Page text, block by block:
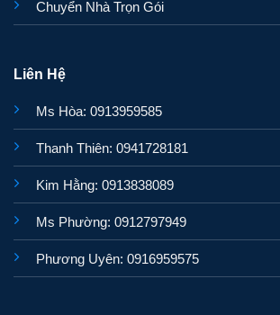
Chuyển Nhà Trọn Gói
Liên Hệ
Ms Hòa: 0913959585
Thanh Thiên: 0941728181
Kim Hằng: 0913838089
Ms Phường: 0912797949
Phương Uyên: 0916959575